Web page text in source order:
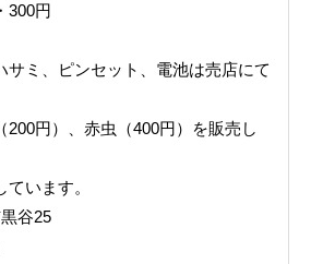
300円
サミ、ピンセット、電池は売店にて
200円）、赤虫（400円）を販売し
います。
谷25